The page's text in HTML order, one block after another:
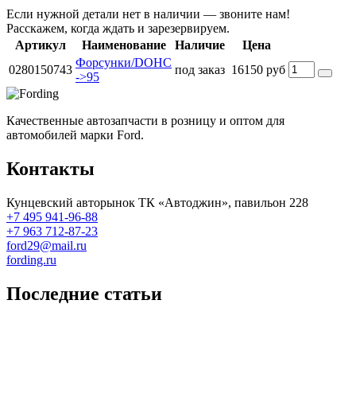
Если нужной детали нет в наличии — звоните нам!
Расскажем, когда ждать и зарезервируем.
Артикул
Наименование Наличие
Цена
0280150743
Форсунки/DOHC
->95
под заказ 16150 руб
Качественные автозапчасти в розницу и оптом для
автомобилей марки Ford.
Контакты
Кунцевский авторынок ТК «Автоджин», павильон 228
+7 495 941-96-88
+7 963 712-87-23
ford29@mail.ru
fording.ru
Последние статьи